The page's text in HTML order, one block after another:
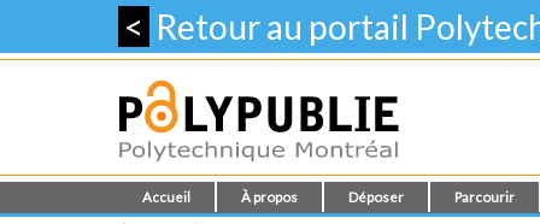
< Retour au portail
Accueil À propos Déposer Parcourir